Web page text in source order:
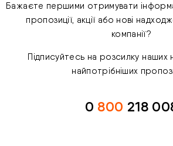
Бажаєте першими отримувати
пропозиції, акції або нові
компанії?
Підписуйтесь на розсилку наших
найпотрібніших
0 800 218